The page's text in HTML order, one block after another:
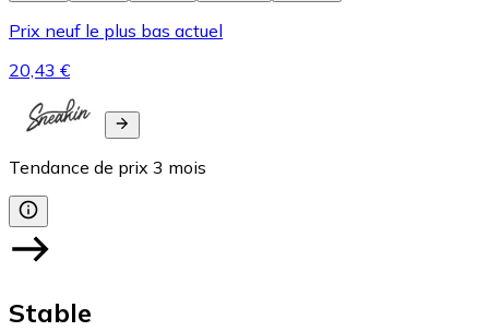
Prix neuf le plus bas actuel
20,43 €
Tendance de prix 3 mois
Stable